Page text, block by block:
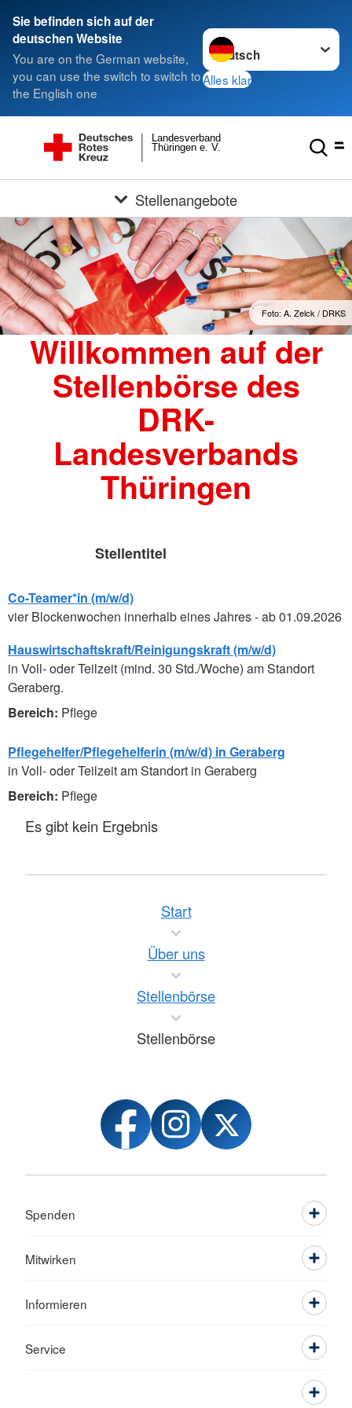
Sie befinden sich auf der
deutschen Website
You are on the German website,
you can use the switch to switch to
the English one
Sprache wechseln zu
Alles klar
Thüringen e. V.
Landesverband
Stellenangebote
Foto: A. Zelck / DRKS
Willkommen auf der
Stellenbörse des
DRK-
Landesverbands
Thüringen
Stellentitel
Co-Teamer*in (m/w/d)
vier Blockenwochen innerhalb eines Jahres - ab 01.09.2026
Hauswirtschaftskraft/Reinigungskraft (m/w/d)
in Voll- oder Teilzeit (mind. 30 Std./Woche) am Standort
Geraberg.
Pflege
Pflegehelfer/Pflegehelferin (m/w/d) in Geraberg
in Voll- oder Teilzeit am Standort in Geraberg
Pflege
Es gibt kein Ergebnis
Start
Über uns
Stellenbörse
Stellenbörse
Spenden
Mitwirken
Informieren
Service